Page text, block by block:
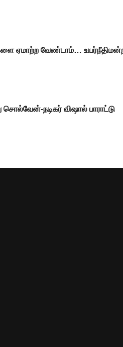
ஏமாற்ற வேண்டாம்…
சொல்வேன்-நடிகர் விஷால் பாராட்டு